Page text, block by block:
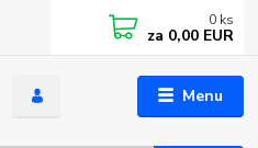
Menu
0 ks
za 0,00 EUR